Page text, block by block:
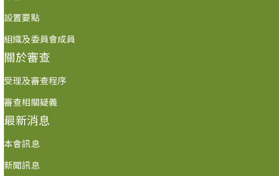
設置要點
組織及委員會成員
關於審查
受理及審查程序
審查相關疑義
最新消息
本會訊息
新聞訊息